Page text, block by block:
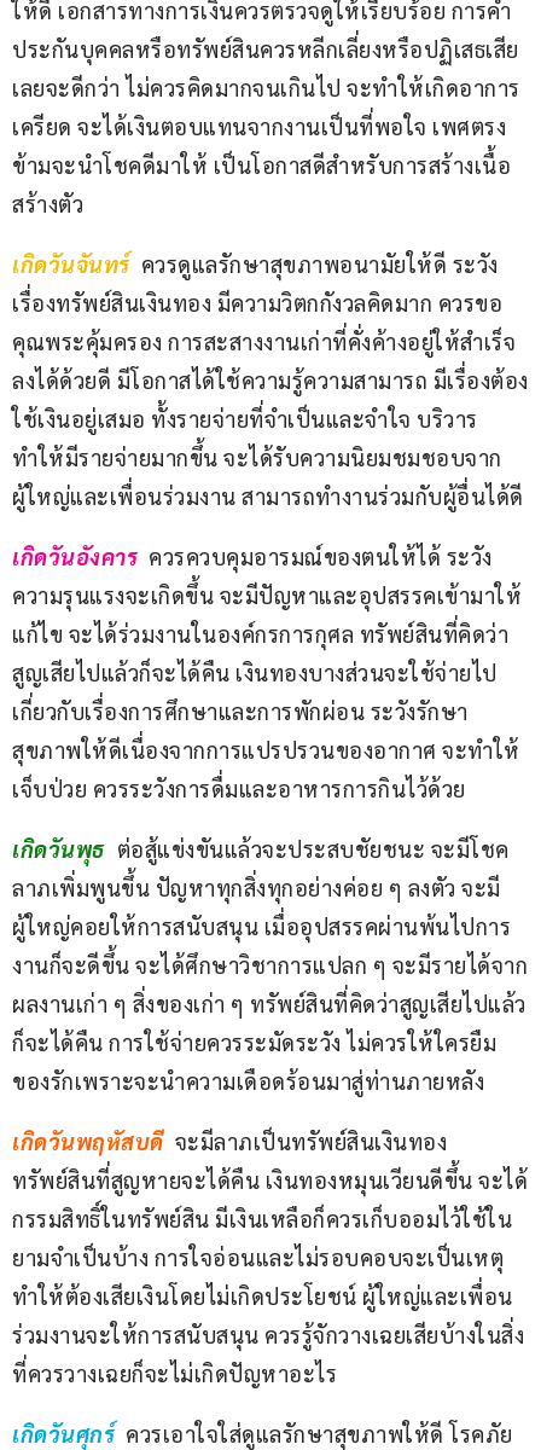
ให้ดี เอกสารทางการเงินควรตรวจดูให้เรียบร้อย การค้ำ
ประกันบุคคลหรือทรัพย์สินควรหลีกเลี่ยงหรือปฏิเสธเสีย
เลยจะดีกว่า ไม่ควรคิดมากจนเกินไป จะทำให้เกิดอาการ
เครียด จะได้เงินตอบแทนจากงานเป็นที่พอใจ เพศตรง
ข้ามจะนำโชคดีมาให้ เป็นโอกาสดีสำหรับการสร้างเนื้อ
สร้างตัว
เกิดวันจันทร์ ควรดูแลรักษาสุขภาพอนามัยให้ดี ระวัง
เรื่องทรัพย์สินเงินทอง มีความวิตกกังวลคิดมาก ควรขอ
คุณพระคุ้มครอง การสะสางงานเก่าที่คั่งค้างอยู่ให้สำเร็จ
ลงได้ด้วยดี มีโอกาสได้ใช้ความรู้ความสามารถ มีเรื่องต้อง
ใช้เงินอยู่เสมอ ทั้งรายจ่ายที่จำเป็นและจำใจ บริวาร
ทำให้มีรายจ่ายมากขึ้น จะได้รับความนิยมชมชอบจาก
ผู้ใหญ่และเพื่อนร่วมงาน สามารถทำงานร่วมกับผู้อื่นได้ดี
เกิดวันอังคาร ควรควบคุมอารมณ์ของตนให้ได้ ระวัง
ความรุนแรงจะเกิดขึ้น จะมีปัญหาและอุปสรรคเข้ามาให้
แก้ไข จะได้ร่วมงานในองค์กรการกุศล ทรัพย์สินที่คิดว่า
สูญเสียไปแล้วก็จะได้คืน เงินทองบางส่วนจะใช้จ่ายไป
เกี่ยวกับเรื่องการศึกษาและการพักผ่อน ระวังรักษา
สุขภาพให้ดีเนื่องจากการแปรปรวนของอากาศ จะทำให้
เจ็บป่วย ควรระวังการดื่มและอาหารการกินไว้ด้วย
เกิดวันพุธ
  ต่อสู้แข่งขันแล้วจะประสบชัยชนะ จะมีโชค
ลาภเพิ่มพูนขึ้น ปัญหาทุกสิ่งทุกอย่างค่อย ๆ ลงตัว จะมี
ผู้ใหญ่คอยให้การสนับสนุน เมื่ออุปสรรคผ่านพ้นไปการ
งานก็จะดีขึ้น จะได้ศึกษาวิชาการแปลก ๆ จะมีรายได้จาก
ผลงานเก่า ๆ สิ่งของเก่า ๆ ทรัพย์สินที่คิดว่าสูญเสียไปแล้ว
ก็จะได้คืน การใช้จ่ายควรระมัดระวัง ไม่ควรให้ใครยืม
ของรักเพราะจะนำความเดือดร้อนมาสู่ท่านภายหลัง
เกิดวันพฤหัสบดี จะมีลาภเป็นทรัพย์สินเงินทอง
ทรัพย์สินที่สูญหายจะได้คืน เงินทองหมุนเวียนดีขึ้น จะได้
กรรมสิทธิ์ในทรัพย์สิน มีเงินเหลือก็ควรเก็บออมไว้ใช้ใน
ยามจำเป็นบ้าง การใจอ่อนและไม่รอบคอบจะเป็นเหตุ
ทำให้ต้องเสียเงินโดยไม่เกิดประโยชน์ ผู้ใหญ่และเพื่อน
ร่วมงานจะให้การสนับสนุน ควรรู้จักวางเฉยเสียบ้างในสิ่ง
ที่ควรวางเฉยก็จะไม่เกิดปัญหาอะไร
เกิดวันศุกร์ ควรเอาใจใส่ดูแลรักษาสุขภาพให้ดี โรคภัย